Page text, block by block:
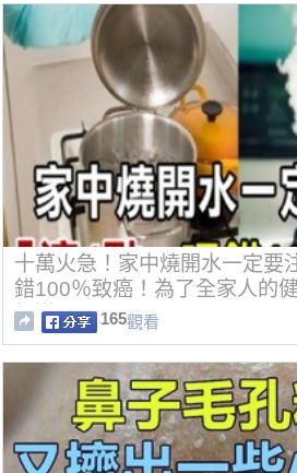
十萬火急！家中燒開水一定要
錯100％致癌！為了全家人的
知道！
165觀看